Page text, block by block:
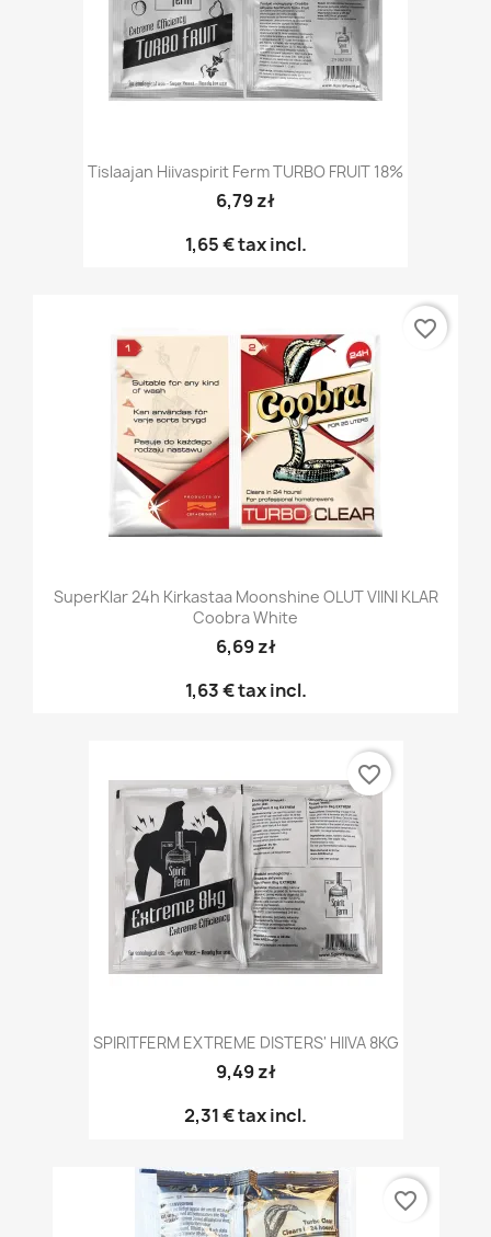
Tislaajan Hiivaspirit Ferm TURBO FRUIT 18%
6,79 zł
1,65 €tax incl.
SuperKlar 24h Kirkastaa Moonshine OLUT VIINI KLAR
Coobra White
6,69 zł
1,63 €tax incl.
favorite_border
SPIRITFERM EXTREME DISTERS' HIIVA 8KG
9,49 zł
2,31 €tax incl.
favorite_border
favorite_border